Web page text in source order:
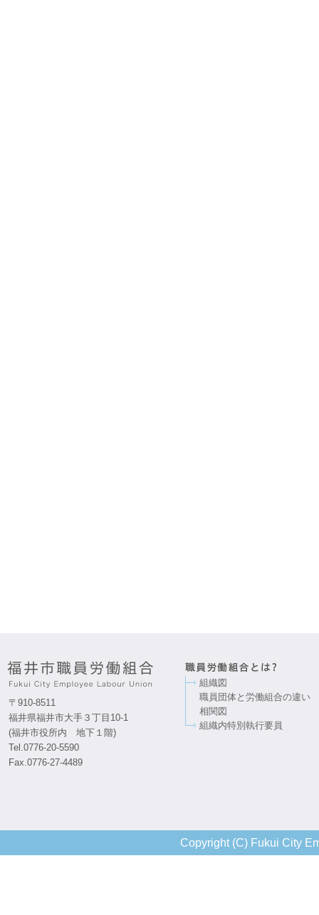
〒910-8511
福井県福井市大手３丁目10-1
(福井市役所内 地下１階)
Tel.0776-20-5590
Fax.0776-27-4489
組織図
職員団体と労働組合の違い
相関図
組織内特別執行要員
Copyright (C) Fukui City